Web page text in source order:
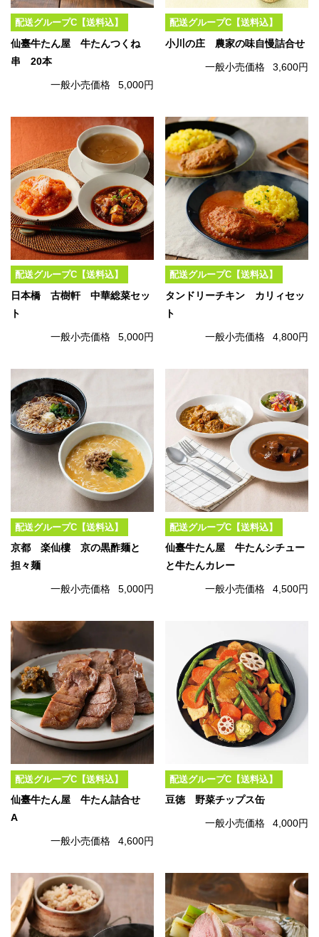
配送グループC【送料込】
仙臺牛たん屋 牛たんつくね
串 20本
一般小売価格 5,000円
配送グループC【送料込】
小川の庄 農家の味自慢詰合せ
一般小売価格 3,600円
配送グループC【送料込】
日本橋 古樹軒 中華総菜セッ
ト
一般小売価格 5,000円
配送グループC【送料込】
タンドリーチキン カリィセッ
ト
一般小売価格 4,800円
配送グループC【送料込】
京都 楽仙樓 京の黒酢麺と
担々麺
一般小売価格 5,000円
配送グループC【送料込】
仙臺牛たん屋 牛たんシチュー
と牛たんカレー
一般小売価格 4,500円
配送グループC【送料込】
仙臺牛たん屋 牛たん詰合せ
A
一般小売価格 4,600円
配送グループC【送料込】
豆徳 野菜チップス缶
一般小売価格 4,000円